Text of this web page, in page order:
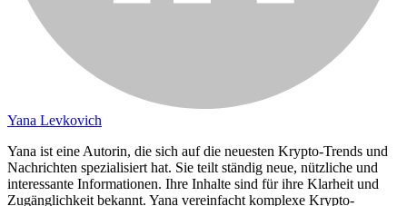
Yana Levkovich
Yana ist eine Autorin, die sich auf die neuesten Krypto-Trends und
Nachrichten spezialisiert hat. Sie teilt ständig neue, nützliche und
interessante Informationen. Ihre Inhalte sind für ihre Klarheit und
Zugänglichkeit bekannt. Yana vereinfacht komplexe Krypto-